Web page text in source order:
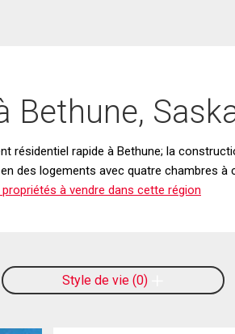
Bethune,
résidentiel rapide à Bethune; la
des logements avec quatre chambres à
à vendre dans cette région
Style de vie 0